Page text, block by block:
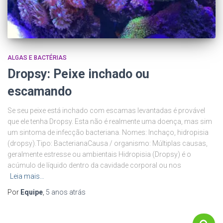
ALGAS E BACTÉRIAS
Dropsy: Peixe inchado ou
escamando
Se seu peixe está inchado com escamas levantadas é provável
que ele tenha Dropsy. Esta não é realmente uma doença, mas sim
um sintoma de infecção bacteriana. Nomes: Inchaço, hidropisia
(dropsy).Tipo: BacterianaCausa / organismo: Múltiplas causas,
geralmente estresse ou ambientais Hidropisia (Dropsy) é o
acúmulo de líquido dentro da cavidade corporal ou nos
Leia mais…
Por Equipe 5 anos atrás